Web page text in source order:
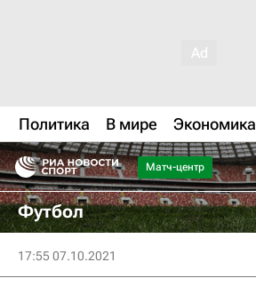
Политика В мире Экономика
Матч-центр
Футбол
17:55 07.10.2021